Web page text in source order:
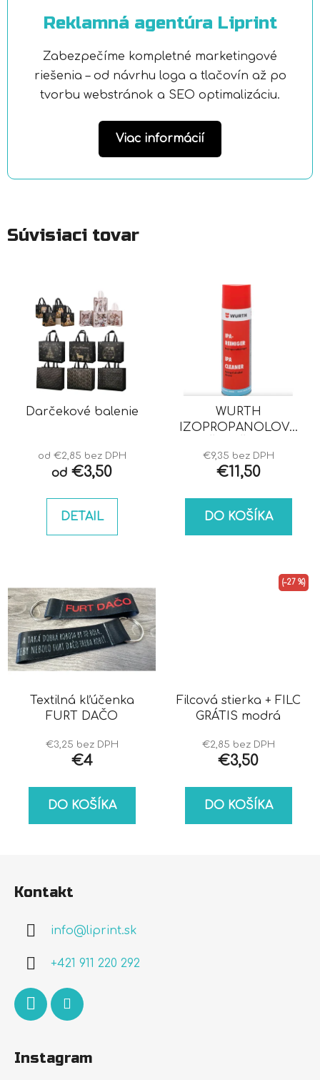
Reklamná agentúra Liprint
Zabezpečíme kompletné marketingové
riešenia – od návrhu loga a tlačovín až po
tvorbu webstránok a SEO optimalizáciu.
Viac informácií
Súvisiaci tovar
Darčekové balenie
od €2,85 bez DPH
od €3,50
DETAIL
WURTH
IZOPROPANOLOVÝ
€9,35 bez DPH
€11,50
DO KOŠÍKA
Textilná kľúčenka
FURT DAČO
€3,25 bez DPH
€4
DO KOŠÍKA
Filcová stierka + FILC
GRÁTIS modrá
€2,85 bez DPH
€3,50
(–27 %)
DO KOŠÍKA
Kontakt
info@liprint.sk
+421 911 220 292
Instagram